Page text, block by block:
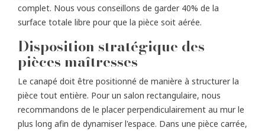
complet. Nous vous conseillons de garder 40% de la
surface totale libre pour que la pièce soit aérée.
Disposition stratégique des
pièces maîtresses
Le canapé doit être positionné de manière à structurer la
pièce tout entière. Pour un salon rectangulaire, nous
recommandons de le placer perpendiculairement au mur le
plus long afin de dynamiser l'espace. Dans une pièce carrée,